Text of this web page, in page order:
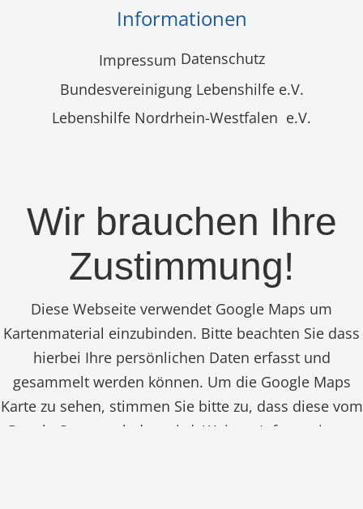
Informationen
Impressum Datenschutz
Bundesvereinigung Lebenshilfe e.V.
Lebenshilfe Nordrhein-Westfalen e.V.
Wir brauchen Ihre
Zustimmung!
Diese Webseite verwendet Google Maps um
Kartenmaterial einzubinden. Bitte beachten Sie dass
hierbei Ihre persönlichen Daten erfasst und
gesammelt werden können. Um die Google Maps
Karte zu sehen, stimmen Sie bitte zu, dass diese vom
Google-Server geladen wird. Weitere Informationen